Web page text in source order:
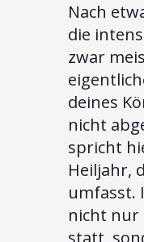
Nach
die
zwar
deines
nicht
spricht
Heiljahr,
umfasst.
nicht nur